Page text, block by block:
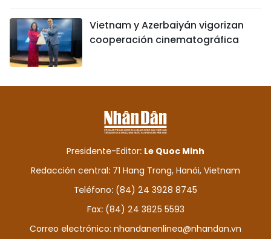
Vietnam y Azerbaiyán vigorizan
cooperación cinematográfica
Presidente-Editor: Le Quoc Minh
Redacción central: 71 Hang Trong, Hanói, Vietnam
Teléfono: (84) 24 3928 8745
Fax: (84) 24 3825 5593
Correo electrónico: nhandanenlinea@nhandan.vn